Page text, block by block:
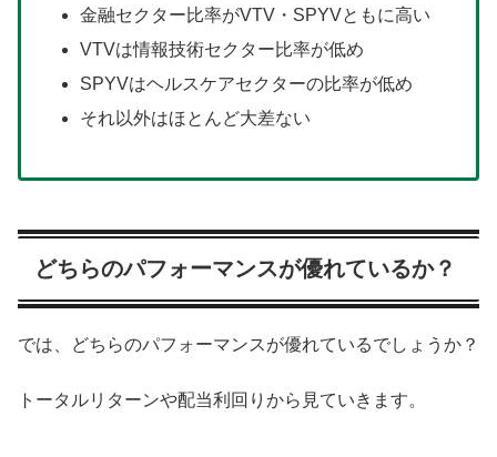
金融セクター比率がVTV・SPYVともに高い
VTVは情報技術セクター比率が低め
SPYVはヘルスケアセクターの比率が低め
それ以外はほとんど大差ない
どちらのパフォーマンスが優れているか？
では、どちらのパフォーマンスが優れているでしょうか？
トータルリターンや配当利回りから見ていきます。